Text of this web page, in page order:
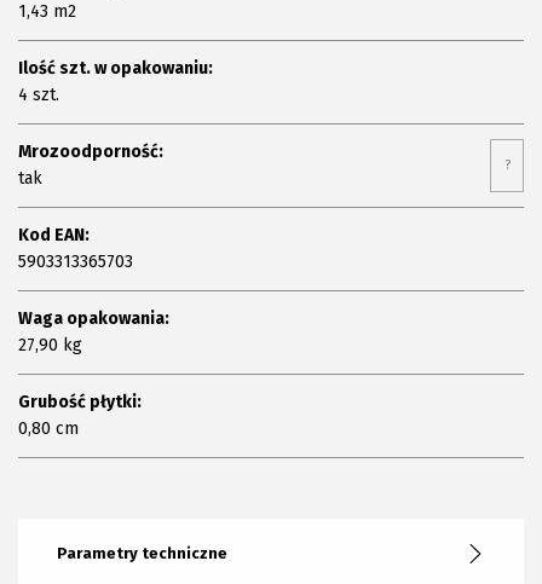
1,43 m2
Ilość szt. w opakowaniu:
4 szt.
Mrozoodporność:
tak
?
Kod EAN:
5903313365703
Waga opakowania:
27,90 kg
Grubość płytki:
0,80 cm
Parametry techniczne